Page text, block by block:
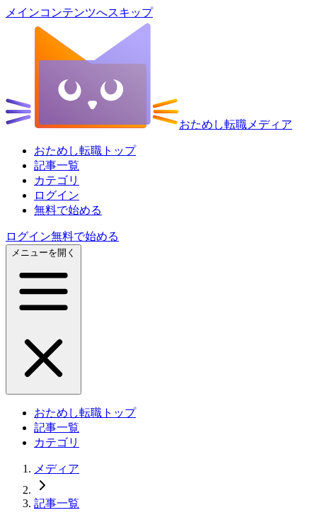
メインコンテンツへスキップ
おためし転職メディア
おためし転職トップ
記事一覧
カテゴリ
ログイン
無料で始める
ログイン無料で始める
メニューを開く
おためし転職トップ
記事一覧
カテゴリ
メディア
記事一覧